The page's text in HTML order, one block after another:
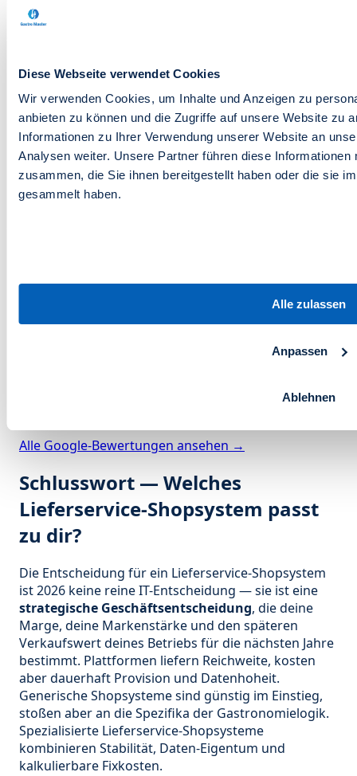
Diese Webseite verwendet Cookies
Wir verwenden Cookies, um Inhalte und Anzeigen zu
anbieten zu können und die Zugriffe auf unsere Website zu
Informationen zu Ihrer Verwendung unserer Website an
Analysen weiter. Unsere Partner führen diese
zusammen, die Sie ihnen bereitgestellt haben oder die sie
gesammelt haben.
Alle zulassen
Anpassen
Ablehnen
planst du realistisch 2–3 Monate plus
laufende Wartung.
10. Kann ich meinen Lieferservice-Shop
später ausbauen?
Ja, sofern dein Anbieter ein modulares Ökosystem
hat. Bei uns lassen sich Self-Ordering-Kiosk, QR-
Master sagen
Google-
Unsere Kunden bewerten uns auf Google mit 5,0
Alle Google-Bewertungen ansehen →
Schlusswort — Welches
Lieferservice-Shopsystem passt
zu dir?
Die Entscheidung für ein Lieferservice-Shopsystem
ist 2026 keine reine IT-Entscheidung — sie ist eine
strategische Geschäftsentscheidung, die deine
Marge, deine Markenstärke und den späteren
Verkaufswert deines Betriebs für die nächsten Jahre
bestimmt. Plattformen liefern Reichweite, kosten
aber dauerhaft Provision und Datenhoheit.
Generische Shopsysteme sind günstig im Einstieg,
stoßen aber an die Spezifika der Gastronomielogik.
Spezialisierte Lieferservice-Shopsysteme
kombinieren Stabilität, Daten-Eigentum und
kalkulierbare Fixkosten.